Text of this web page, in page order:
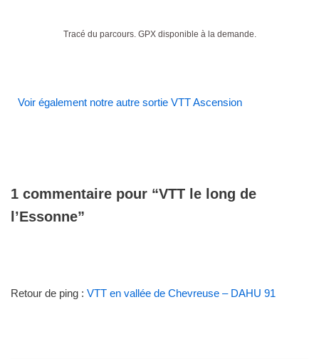
Tracé du parcours. GPX disponible à la demande.
Voir également notre autre sortie VTT Ascension
1 commentaire pour “VTT le long de
l’Essonne”
Retour de ping : VTT en vallée de Chevreuse – DAHU 91